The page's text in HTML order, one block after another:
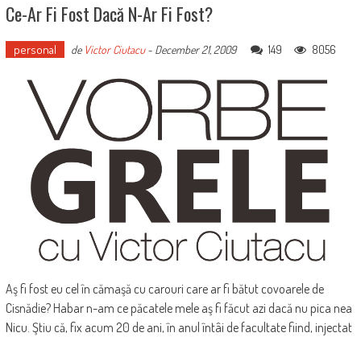
Ce-Ar Fi Fost Dacă N-Ar Fi Fost?
personal de Victor Ciutacu- December 21, 2009 149 8056
Aş fi fost eu cel în cămaşă cu carouri care ar fi bătut covoarele de
Cisnădie? Habar n-am ce păcatele mele aş fi făcut azi dacă nu pica nea
Nicu. Ştiu că, fix acum 20 de ani, în anul întâi de facultate fiind, injectat